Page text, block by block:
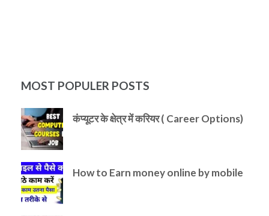
MOST POPULER POSTS
कंप्यूटर के क्षेत्र में करियर ( Career Options)
How to Earn money online by mobile